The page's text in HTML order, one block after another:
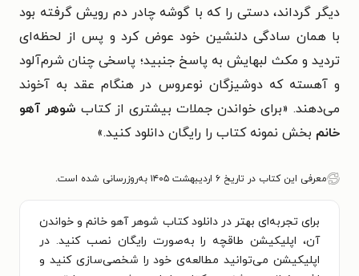
دیگر گرداند، دستی را که با گوشه چادر دم رویش گرفته بود
با همان سادگی دلنشین خود عوض کرد و پس از لحظه‌ای
تردید و مکث لبهایش به پاسخ جنبید؛ پاسخی چنان شرم‌آلود
و آهسته که دوشیزگان نوعروس در هنگام عقد به آخوند
می‌دهند. «برای خواندن جملات بیشتری از کتاب شوهر آهو
خانم بخش نمونه کتاب را رایگان دانلود کنید.»
معرفی این کتاب در تاریخ ۶ اردیبهشت ۱۴۰۵ به‌روزرسانی شده است.
برای تجربه‌ای بهتر در دانلود کتاب شوهر آهو خانم و خواندن
آن، اپلیکیشن طاقچه را به‌صورت رایگان نصب کنید. در
اپلیکیشن می‌توانید مطالعه‌ی خود را شخصی‌سازی کنید و